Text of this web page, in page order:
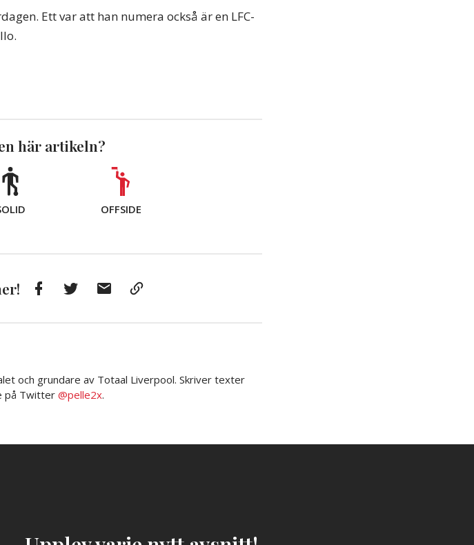
Ett var att han numera också är en LFC-
här artikeln?
OFFSIDE
FacebookTwitter
post
och grundare av Totaal Liverpool. Skriver texter
på Twitter @pelle2x.